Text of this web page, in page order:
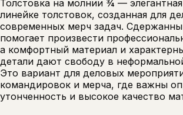
Толстовка на молнии ¾ —
линейке толстовок, созданная для
современных мерч задач.
помогает произвести
а комфортный материал и
детали дают свободу в
Это вариант для деловых
командировок и мерча, где важны
утонченность и высокое качество